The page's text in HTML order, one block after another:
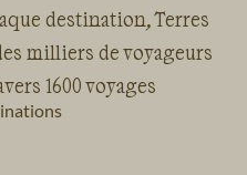
destination, Terres
milliers de voyageurs
1600 voyages